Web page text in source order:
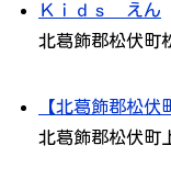
Ｋｉｄｓ えん
北葛飾郡松伏町
【北葛飾郡松
北葛飾郡松伏町